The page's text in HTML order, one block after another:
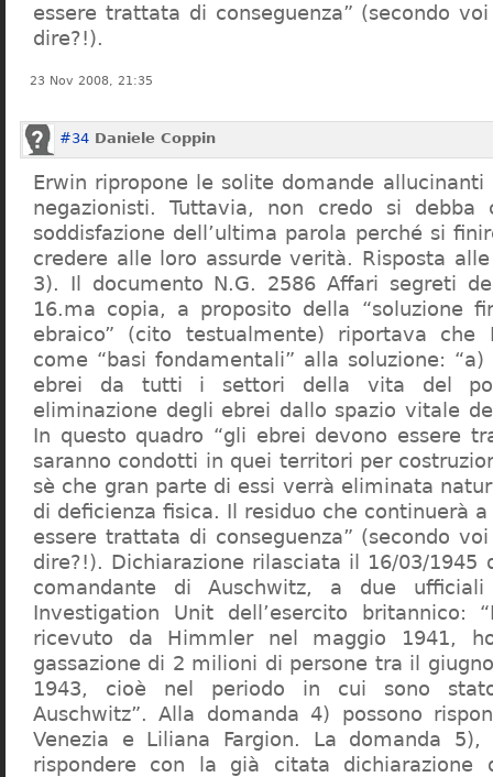
essere trattata di conseguenza” (secondo
dire?!).
23 Nov 2008, 21:35
#34 Daniele Coppin
Erwin ripropone le solite domande
negazionisti. Tuttavia, non credo si debba
soddisfazione dell’ultima parola perché si
credere alle loro assurde verità. Risposta
3). Il documento N.G. 2586 Affari segreti
16.ma copia, a proposito della “soluzione
ebraico” (cito testualmente) riportava che
come “basi fondamentali” alla soluzione:
ebrei da tutti i settori della vita del
eliminazione degli ebrei dallo spazio vitale
In questo quadro “gli ebrei devono essere
saranno condotti in quei territori per
sè che gran parte di essi verrà eliminata
di deficienza fisica. Il residuo che continuerà
essere trattata di conseguenza” (secondo
dire?!). Dichiarazione rilasciata il 16/03/1945
comandante di Auschwitz, a due
Investigation Unit dell’esercito britannico:
ricevuto da Himmler nel maggio 1941,
gassazione di 2 milioni di persone tra il
1943, cioè nel periodo in cui sono
Auschwitz”. Alla domanda 4) possono
Venezia e Liliana Fargion. La domanda
rispondere con la già citata dichiarazione